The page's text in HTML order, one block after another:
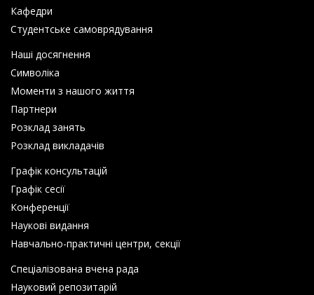
Кафедри
Студентське самоврядування
Наші досягнення
Символіка
Моменти з нашого життя
Партнери
Розклад занять
Розклад викладачів
Графік консультацій
Графік сесії
Конференції
Наукові видання
Навчально-практичні центри, секції
Спеціалізована вчена рада
Науковий репозитарій